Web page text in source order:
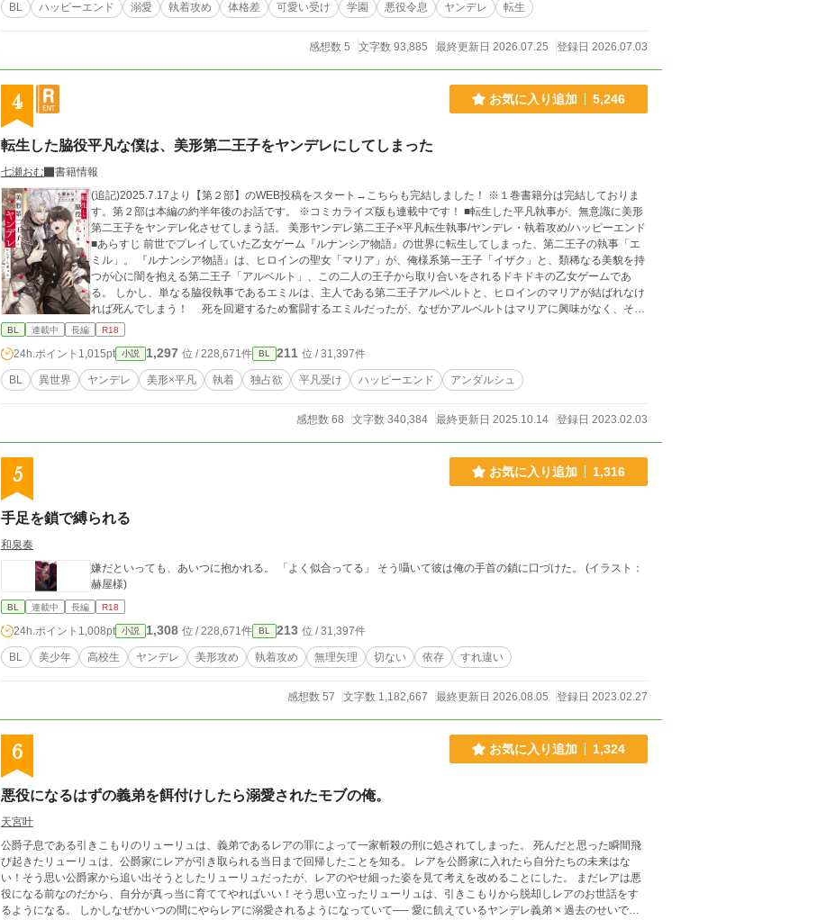
BL ハッピーエンド 溺愛 執着攻め 体格差 可愛い受け 学園 悪役令息 ヤンデレ 転生
感想数 5 文字数 93,885 最終更新日 2026.07.25 登録日 2026.07.03
4 お気に入り追加 5,246
転生した脇役平凡な僕は、美形第二王子をヤンデレにしてしまった
七瀬おむ
書籍情報
(追記)2025.7.17より【第２部】のWEB投稿をスタート→こちらも完結しました！ ※１巻書籍分は完結しておりま
す。第２部は本編の約半年後のお話です。 ※コミカライズ版も連載中です！ ■転生した平凡執事が、無意識に美形
第二王子をヤンデレ化させてしまう話。 美形ヤンデレ第二王子×平凡転生執事/ヤンデレ・執着攻め/ハッピーエンド
■あらすじ 前世でプレイしていた乙女ゲーム『ルナンシア物語』の世界に転生してしまった、第二王子の執事「エ
ミル」。 『ルナンシア物語』は、ヒロインの聖女「マリア」が、俺様系第一王子「イザク」と、類稀なる美貌を持
つが心に闇を抱える第二王子「アルベルト」、この二人の王子から取り合いをされるドキドキの乙女ゲームであ
る。 しかし、単なる脇役執事であるエミルは、主人である第二王子アルベルトと、ヒロインのマリアが結ばれなけ
れば死んでしまう！ 死を回避するため奮闘するエミルだったが、なぜかアルベルトはマリアに興味がなく、それ
どころか自分に強い執着を向けるようになって……！？ ■注意書き ※カップリングは固定、総受けではありません
BL 連載中 長編 R18
24h.ポイント 1,015pt 小説 1,297 位 / 228,671件 BL 211 位 / 31,397件
BL 異世界 ヤンデレ 美形×平凡 執着 独占欲 平凡受け ハッピーエンド アンダルシュ
感想数 68 文字数 340,384 最終更新日 2025.10.14 登録日 2023.02.03
5 お気に入り追加 1,316
手足を鎖で縛られる
和泉奏
嫌だといっても、あいつに抱かれる。 「よく似合ってる」 そう囁いて彼は俺の手首の鎖に口づけた。 (イラスト：
赫屋様)
BL 連載中 長編 R18
24h.ポイント 1,008pt 小説 1,308 位 / 228,671件 BL 213 位 / 31,397件
BL 美少年 高校生 ヤンデレ 美形攻め 執着攻め 無理矢理 切ない 依存 すれ違い
感想数 57 文字数 1,182,667 最終更新日 2026.08.05 登録日 2023.02.27
6 お気に入り追加 1,324
悪役になるはずの義弟を餌付けしたら溺愛されたモブの俺。
天宮叶
公爵子息である引きこもりのリューリュは、義弟であるレアの罪によって一家斬殺の刑に処されてしまった。 死んだと思った瞬間飛
び起きたリューリュは、公爵家にレアが引き取られる当日まで回帰したことを知る。 レアを公爵家に入れたら自分たちの未来はな
い！そう思い公爵家から追い出そうとしたリューリュだったが、レアのやせ細った姿を見て考えを改めることにした。 まだレアは悪
役になる前なのだから、自分が真っ当に育ててやればいい！そう思い立ったリューリュは、引きこもりから脱却しレアのお世話をす
るようになる。 しかしなぜかいつの間にやらレアに溺愛されるようになっていて── 愛に飢えているヤンデレ義弟 × 過去のせいで引